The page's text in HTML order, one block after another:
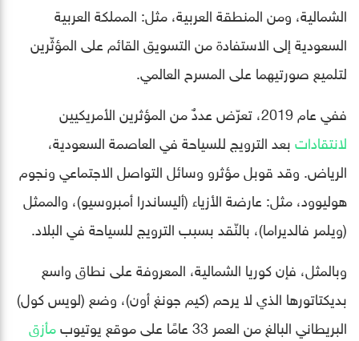
الشمالية، ومن المنطقة العربية، مثل: المملكة العربية
السعودية إلى الاستفادة من التسويق القائم على المؤثّرين
لتلميع صورتيهما على المسرح العالمي.
ففي عام 2019، تعرّض عددٌ من المؤثرين الأمريكيين
لانتقاداتبعد الترويج للسياحة في العاصمة السعودية،
الرياض. وقد قوبل مؤثرو وسائل التواصل الاجتماعي ونجوم
هوليوود، مثل: عارضة الأزياء (أليساندرا أمبروسيو)، والممثل
(ويلمر فالديراما)، بالنّقد بسبب الترويج للسياحة في البلاد.
وبالمثل، فإن كوريا الشمالية، المعروفة على نطاق واسع
بديكتاتورها الذي لا يرحم (كيم جونغ أون)، وضع (لويس كول)
البريطاني البالغ من العمر 33 عامًا على موقع يوتيوب
مأزق